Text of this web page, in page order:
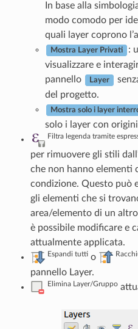
In base alla
modo comodo per
quali layer coprono
Mostra Layer Privati
:
visualizzare e
pannello
Layer
del progetto.
Mostra solo i layer
solo i layer con
Filtra legenda tramite
per rimuovere gli stili
che non hanno elementi
condizione. Questo può
gli elementi che si
area/elemento di un altro
è possibile modificare e
attualmente applicata.
Espandi tuttio
pannello Layer.
Elimina Layer/Gruppo